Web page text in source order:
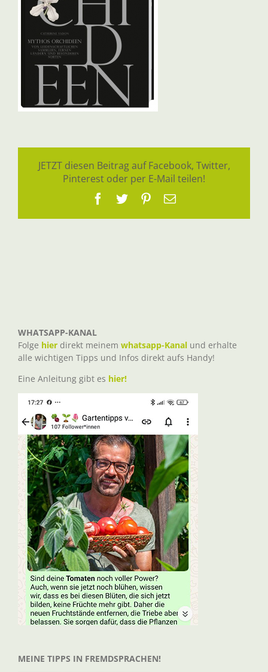
JETZT diesen Beitrag auf Facebook, Twitter,
Pinterest oder per E-Mail teilen!
Facebook
TwitterPinterest
E-
WHATSAPP-KANAL
Folge hier direkt meinem whatsapp-Kanal und erhalte
alle wichtigen Tipps und Infos direkt aufs Handy!
Eine Anleitung gibt es hier!
MEINE TIPPS IN FREMDSPRACHEN!